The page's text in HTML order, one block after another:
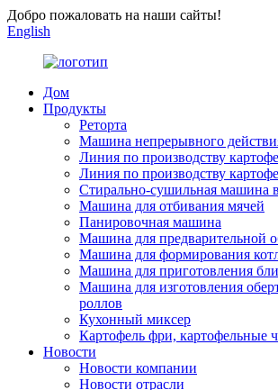
Добро пожаловать на наши сайты!
English
Дом
Продукты
Реторта
Машина непрерывного
Линия по производству
Линия по производству
Стирально-сушильная машина
Машина для отбивания мячей
Панировочная машина
Машина для предварительной
Машина для формирования
Машина для приготовления
Машина для изготовления
роллов
Кухонный миксер
Картофель фри, картофельные
Новости
Новости компании
Новости отрасли